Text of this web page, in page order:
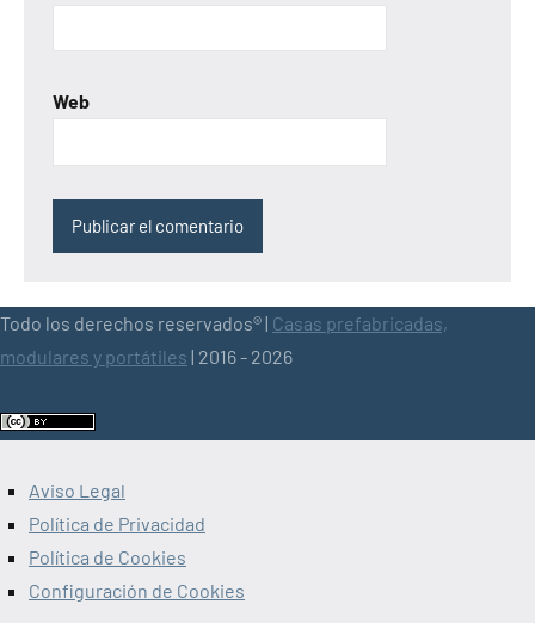
Web
Todo los derechos reservados® | Casas prefabricadas,
modulares y portátiles | 2016 - 2026
Aviso Legal
Política de Privacidad
Política de Cookies
Configuración de Cookies